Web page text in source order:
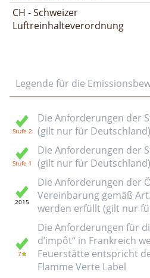
CH - Schweizer
Luftreinhalteverordnung
Legende für die
Die Anforderungen der
(gilt nur für Deutschland)
Die Anforderungen der
(gilt nur für Deutschland)
Die Anforderungen der
Vereinbarung gemäß
werden erfüllt (gilt nur
Die Anforderungen für
d’impôt“ in Frankreich
Feuerstätte entspricht
Flamme Verte Label